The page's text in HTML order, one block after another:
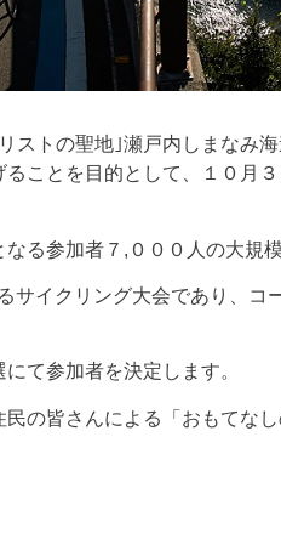
トの聖地｣瀬戸内しまなみ
ことを目的として、１０月
る参加者７,０００人の大規
サイクリング大会であり、
て参加者を決定します。
の皆さんによる「おもてな